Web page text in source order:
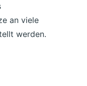
an viele
werden.